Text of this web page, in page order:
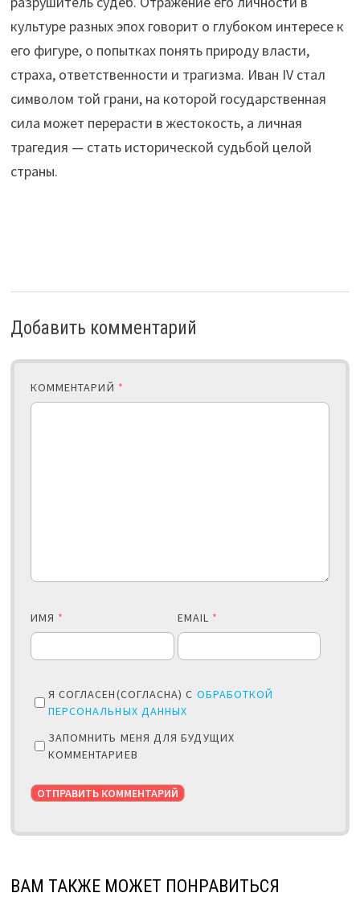
культуре разных эпох говорит о глубоком интересе к
его фигуре, о попытках понять природу власти,
страха, ответственности и трагизма. Иван IV стал
символом той грани, на которой государственная
сила может перерасти в жестокость, а личная
трагедия — стать исторической судьбой целой
страны.
Добавить комментарий
КОММЕНТАРИЙ *
ИМЯ * EMAIL *
Я СОГЛАСЕН(СОГЛАСНА) С ОБРАБОТКОЙ
ПЕРСОНАЛЬНЫХ ДАННЫХ
ЗАПОМНИТЬ МЕНЯ ДЛЯ БУДУЩИХ
КОММЕНТАРИЕВ
ВАМ ТАКЖЕ МОЖЕТ ПОНРАВИТЬСЯ